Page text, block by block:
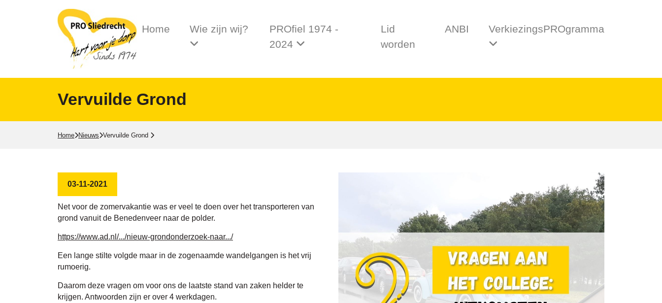
Home Wie zijn wij?
PROfiel 1974 -
2024
Lid
worden
ANBI VerkiezingsPROgramma
Vervuilde Grond
Home Nieuws Vervuilde Grond
03-11-2021
Net voor de zomervakantie was er veel te doen over het transporteren van
grond vanuit de Benedenveer naar de polder.
https://www.ad.nl/.../nieuw-grondonderzoek-naar.../
Een lange stilte volgde maar in de zogenaamde wandelgangen is het vrij
rumoerig.
Daarom deze vragen om voor ons de laatste stand van zaken helder te
krijgen. Antwoorden zijn er over 4 werkdagen.